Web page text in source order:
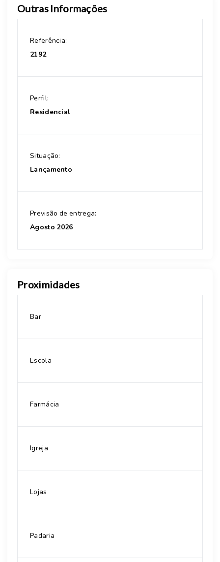
Outras Informações
Referência:
2192
Perfil:
Residencial
Situação:
Lançamento
Previsão de entrega:
Agosto 2026
Proximidades
Bar
Escola
Farmácia
Igreja
Lojas
Padaria